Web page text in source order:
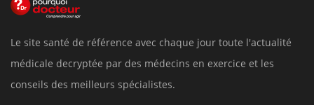
Le site santé de référence avec chaque jour toute l'actualité
médicale decryptée par des médecins en exercice et les
conseils des meilleurs spécialistes.